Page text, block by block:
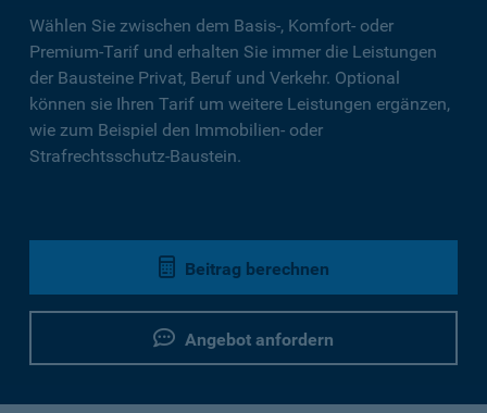
Wählen Sie zwischen dem Basis-, Komfort- oder
Premium-Tarif und erhalten Sie immer die Leistungen
der Bausteine Privat, Beruf und Verkehr. Optional
können sie Ihren Tarif um weitere Leistungen ergänzen,
wie zum Beispiel den Immobilien- oder
Strafrechtsschutz-Baustein.
Beitrag berechnen
Angebot anfordern